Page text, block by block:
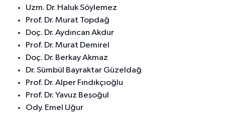
Uzm. Dr. Haluk Söylemez
Prof. Dr. Murat Topdağ
Doç. Dr. Aydıncan Akdur
Prof. Dr. Murat Demirel
Doç. Dr. Berkay Akmaz
Dr. Sümbül Bayraktar Güzeldağ
Prof. Dr. Alper Fındıkçıoğlu
Prof. Dr. Yavuz Beşoğul
Ody. Emel Uğur